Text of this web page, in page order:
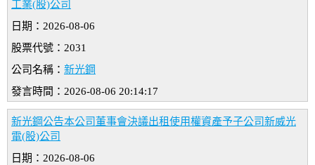
工業(股)公司
日期：2026-08-06
股票代號：2031
公司名稱： 新光鋼
發言時間：2026-08-06 20:14:17
新光鋼公告本公司董事會決議出租使用權資產予子公司新威光
電(股)公司
日期：2026-08-06